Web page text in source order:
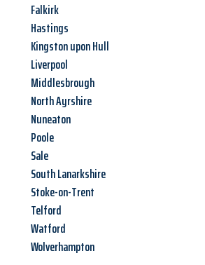
Falkirk
Hastings
Kingston upon Hull
Liverpool
Middlesbrough
North Ayrshire
Nuneaton
Poole
Sale
South Lanarkshire
Stoke-on-Trent
Telford
Watford
Wolverhampton